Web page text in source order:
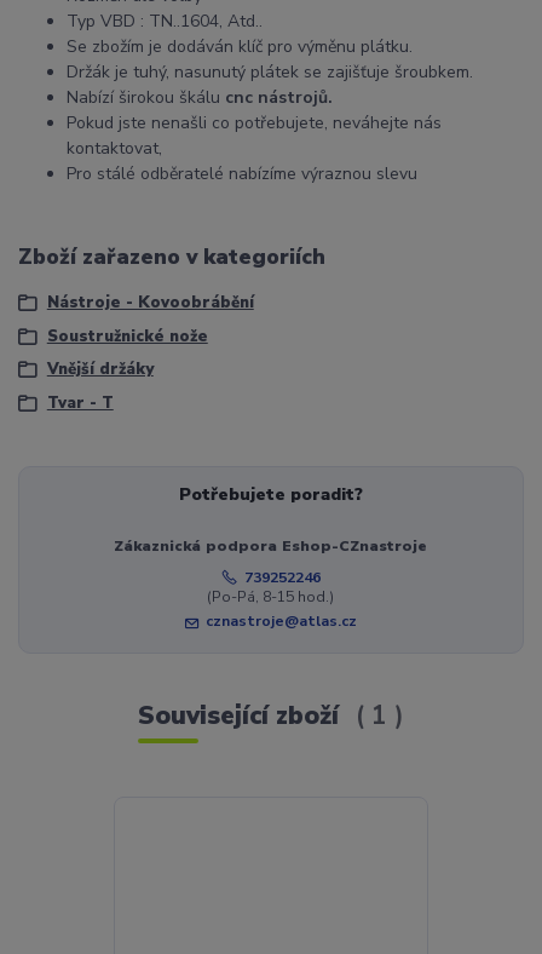
Typ VBD : TN..1604, Atd..
Se zbožím je dodáván klíč pro výměnu plátku.
Držák je tuhý, nasunutý plátek se zajišťuje šroubkem.
Nabízí širokou škálu cnc nástrojů.
Pokud jste nenašli co potřebujete, neváhejte nás
kontaktovat,
Pro stálé odběratelé nabízíme výraznou slevu
Zboží zařazeno v kategoriích
Nástroje - Kovoobrábění
Soustružnické nože
Vnější držáky
Tvar - T
Potřebujete poradit?
Zákaznická podpora Eshop-CZnastroje
739252246
(Po-Pá, 8-15 hod.)
cznastroje@atlas.cz
Související zboží 1